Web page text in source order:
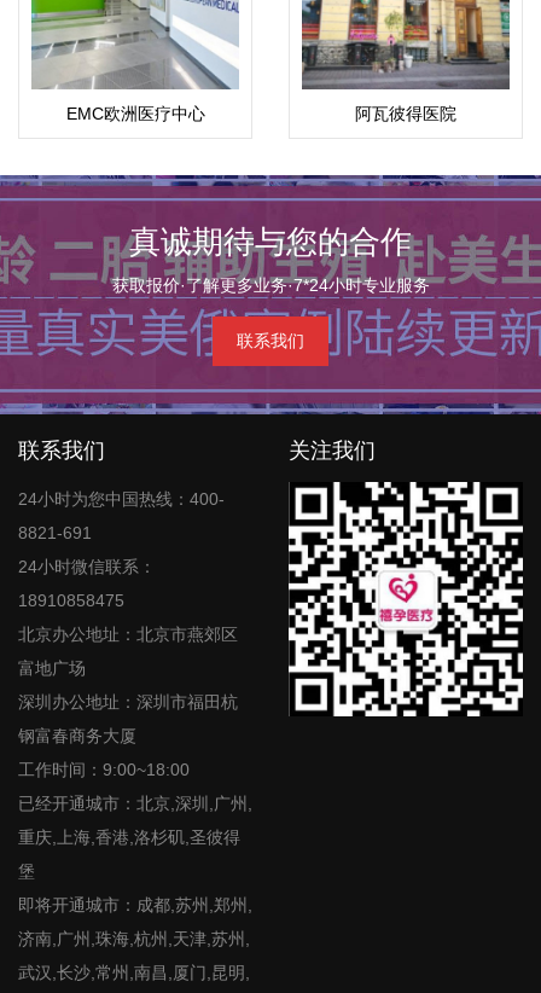
EMC欧洲医疗中心 阿瓦彼得医院
真诚期待与您的合作
获取报价·了解更多业务·7*24小时专业服务
联系我们
联系我们
24小时为您中国热线：400-
8821-691
24小时微信联系：
18910858475
北京办公地址：北京市燕郊区
富地广场
深圳办公地址：深圳市福田杭
钢富春商务大厦
工作时间：9:00~18:00
已经开通城市：北京,深圳,广州,
重庆,上海,香港,洛杉矶,圣彼得
堡
即将开通城市：成都,苏州,郑州,
济南,广州,珠海,杭州,天津,苏州,
武汉,长沙,常州,南昌,厦门,昆明,
关注我们